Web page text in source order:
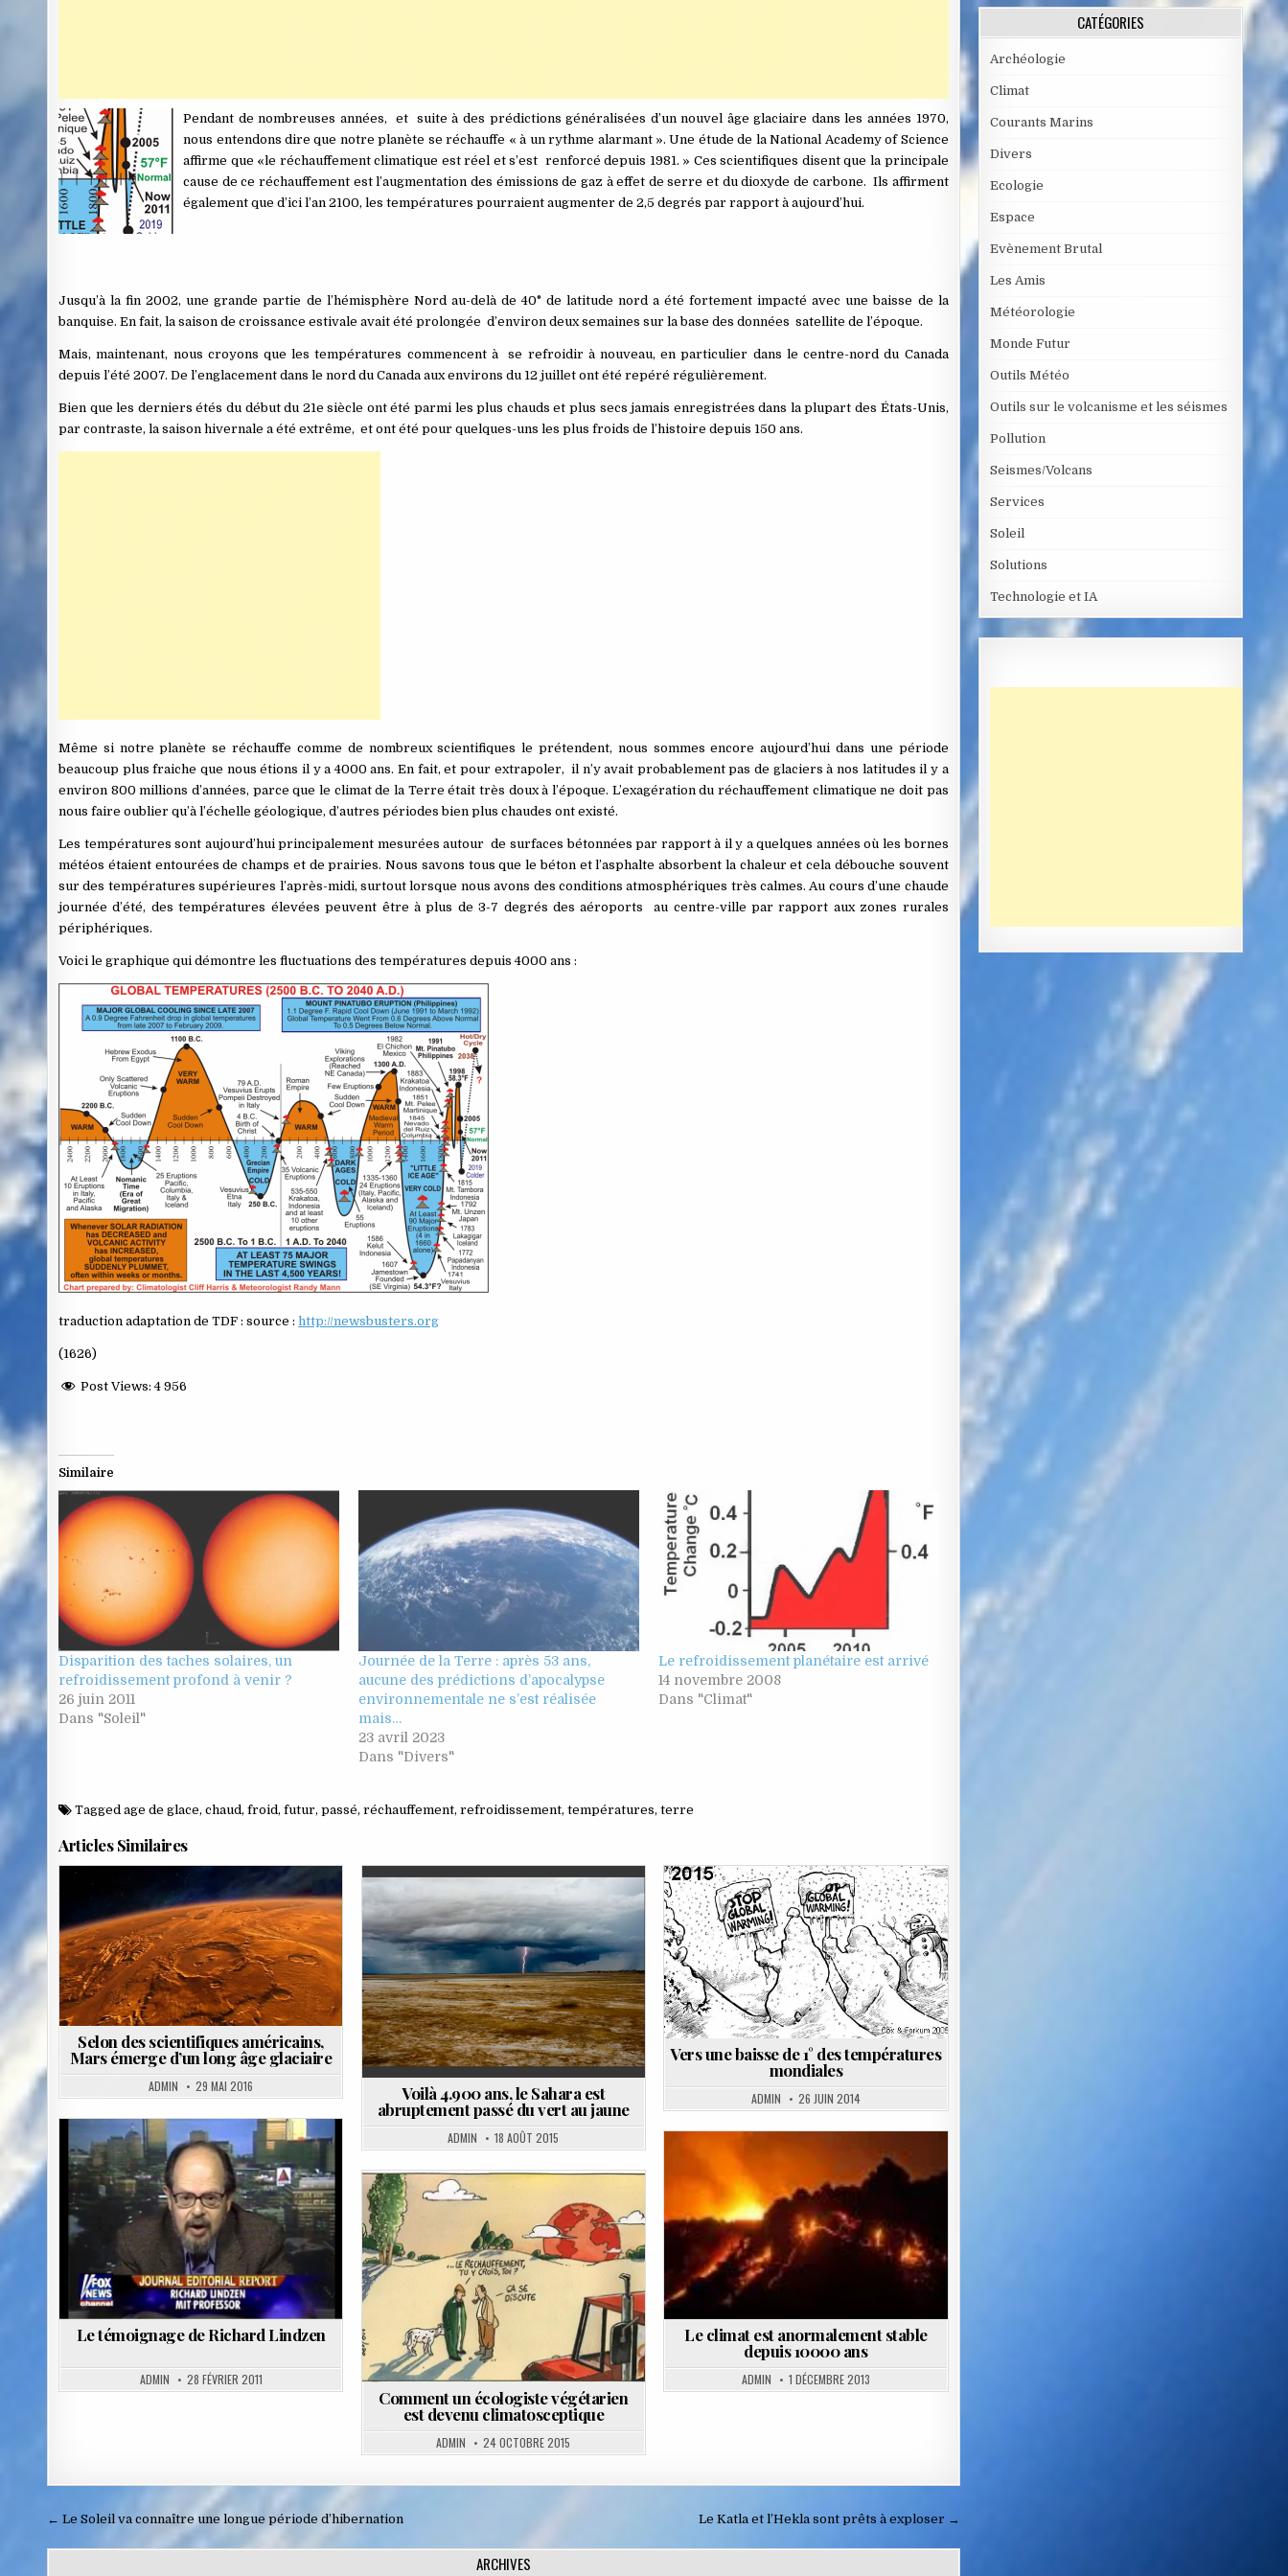
Pendant de nombreuses années, et suite à des prédictions généralisées d’un nouvel âge glaciaire dans les années 1970,
nous entendons dire que notre planète se réchauffe « à un rythme alarmant ». Une étude de la National Academy of Science
affirme que «le réchauffement climatique est réel et s’est renforcé depuis 1981. » Ces scientifiques disent que la principale
cause de ce réchauffement est l’augmentation des émissions de gaz à effet de serre et du dioxyde de carbone. Ils affirment
également que d’ici l’an 2100, les températures pourraient augmenter de 2,5 degrés par rapport à aujourd’hui.
Jusqu’à la fin 2002, une grande partie de l’hémisphère Nord au-delà de 40° de latitude nord a été fortement impacté avec une baisse de la
banquise. En fait, la saison de croissance estivale avait été prolongée d’environ deux semaines sur la base des données satellite de l’époque.
Mais, maintenant, nous croyons que les températures commencent à se refroidir à nouveau, en particulier dans le centre-nord du Canada
depuis l’été 2007. De l’englacement dans le nord du Canada aux environs du 12 juillet ont été repéré régulièrement.
Bien que les derniers étés du début du 21e siècle ont été parmi les plus chauds et plus secs jamais enregistrées dans la plupart des États-Unis,
par contraste, la saison hivernale a été extrême, et ont été pour quelques-uns les plus froids de l’histoire depuis 150 ans.
Même si notre planète se réchauffe comme de nombreux scientifiques le prétendent, nous sommes encore aujourd’hui dans une période
beaucoup plus fraiche que nous étions il y a 4000 ans. En fait, et pour extrapoler, il n’y avait probablement pas de glaciers à nos latitudes il y a
environ 800 millions d’années, parce que le climat de la Terre était très doux à l’époque. L’exagération du réchauffement climatique ne doit pas
nous faire oublier qu’à l’échelle géologique, d’autres périodes bien plus chaudes ont existé.
Les températures sont aujourd’hui principalement mesurées autour de surfaces bétonnées par rapport à il y a quelques années où les bornes
météos étaient entourées de champs et de prairies. Nous savons tous que le béton et l’asphalte absorbent la chaleur et cela débouche souvent
sur des températures supérieures l’après-midi, surtout lorsque nous avons des conditions atmosphériques très calmes. Au cours d’une chaude
journée d’été, des températures élevées peuvent être à plus de 3-7 degrés des aéroports au centre-ville par rapport aux zones rurales
périphériques.
Voici le graphique qui démontre les fluctuations des températures depuis 4000 ans :
traduction adaptation de TDF : source :http://newsbusters.org
(1626)
Post Views: 4 956
Similaire
Disparition des taches solaires, un
refroidissement profond à venir ?
26 juin 2011
Dans "Soleil"
Journée de la Terre : après 53 ans,
aucune des prédictions d’apocalypse
environnementale ne s’est réalisée
mais…
23 avril 2023
Dans "Divers"
Le refroidissement planétaire est arrivé
14 novembre 2008
Dans "Climat"
Taggedage de glace,chaud,froid,futur,passé,réchauffement,refroidissement,températures,terre
Articles Similaires
Posted
in
Selon des scientifiques américains,
Mars émerge d’un long âge glaciaire
ADMIN 29 MAI 2016
Posted
in
Voilà 4.900 ans, le Sahara est
abruptement passé du vert au jaune
ADMIN 18 AOÛT 2015
Posted
in
Vers une baisse de 1° des températures
mondiales
ADMIN 26 JUIN 2014
Posted
in
Le témoignage de Richard Lindzen
ADMIN 28 FÉVRIER 2011
in
Le climat est anormalement stable
depuis 10000 ans
ADMIN 1 DÉCEMBRE 2013
in
Comment un écologiste végétarien
est devenu climatosceptique
ADMIN 24 OCTOBRE 2015
Navigation
de
← Le Soleil va connaître une longue période d’hibernation Le Katla et l’Hekla sont prêts à exploser →
ARCHIVES
CATÉGORIES
Archéologie
Climat
Courants Marins
Divers
Ecologie
Espace
Evènement Brutal
Les Amis
Météorologie
Monde Futur
Outils Météo
Outils sur le volcanisme et les séismes
Pollution
Seismes/Volcans
Services
Soleil
Solutions
Technologie et IA